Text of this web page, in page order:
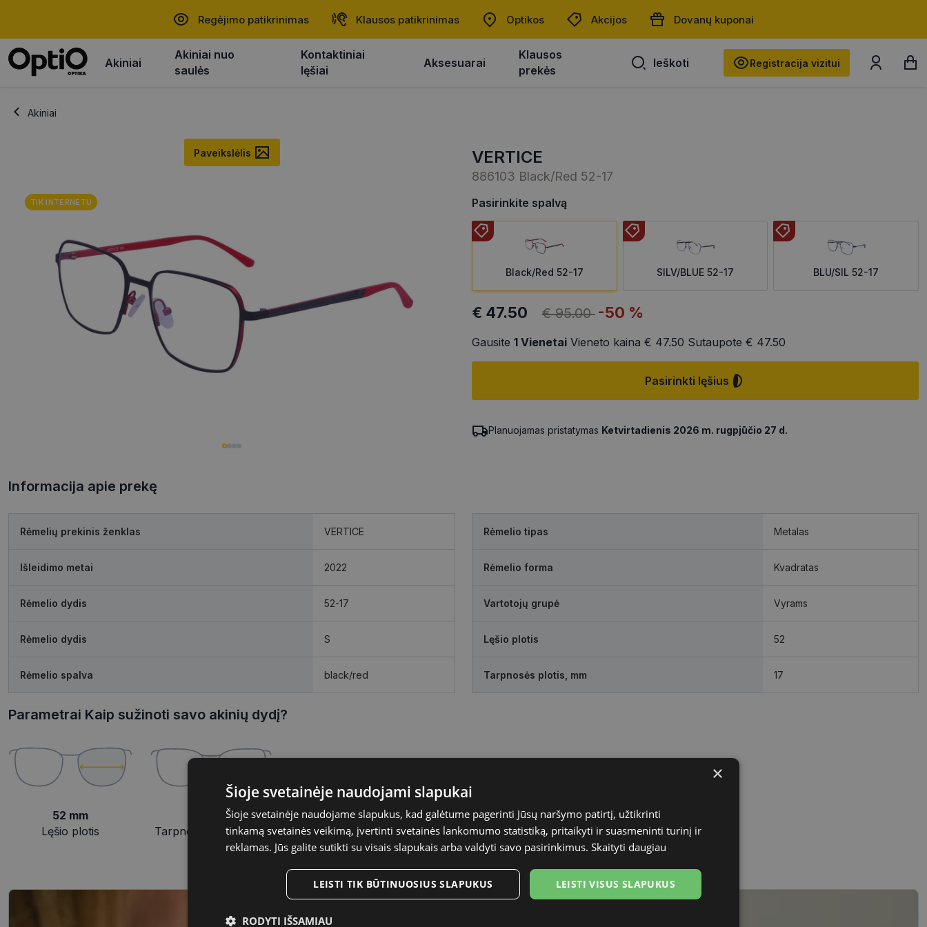
Regėjimo patikrinimas Klausos patikrinimas Optikos Akcijos Dovanų kuponai
Akiniai
Akiniai nuo
saulės
Kontaktiniai
lęšiai
Aksesuarai
Klausos
prekės
Ieškoti
Ieškoti
Registracija vizitui
Akiniai
Paveikslėlis
TIK INTERNETU
VERTICE
886103 Black/Red 52-17
Pasirinkite spalvą
Black/Red 52-17 SILV/BLUE 52-17 BLU/SIL 52-17
€ 47.50 € 95.00 -50 %
Gausite 1 Vienetai Vieneto kaina € 47.50 Sutaupote € 47.50
Pasirinkti lęšius
Planuojamas pristatymas Ketvirtadienis 2026 m. rugpjūčio 27 d.
Informacija apie prekę
Rėmelių prekinis ženklas VERTICE
Išleidimo metai 2022
Rėmelio dydis 52-17
Rėmelio dydis S
Rėmelio spalva black/red
Rėmelio tipas Metalas
Rėmelio forma Kvadratas
Vartotojų grupė Vyrams
Lęšio plotis 52
Tarpnosės plotis, mm 17
Parametrai Kaip sužinoti savo akinių dydį?
52 mm
Lęšio plotis
17 mm
Tarpnosės plotis, mm
×
Šioje svetainėje naudojami slapukai
Šioje svetainėje naudojame slapukus, kad galėtume pagerinti Jūsų naršymo patirtį, užtikrinti
tinkamą svetainės veikimą, įvertinti svetainės lankomumo statistiką, pritaikyti ir suasmeninti turinį ir
reklamas. Jūs galite sutikti su visais slapukais arba valdyti savo pasirinkimus. Skaityti daugiau
LEISTI VISUS SLAPUKUS
LEISTI TIK BŪTINUOSIUS SLAPUKUS
RODYTI IŠSAMIAU